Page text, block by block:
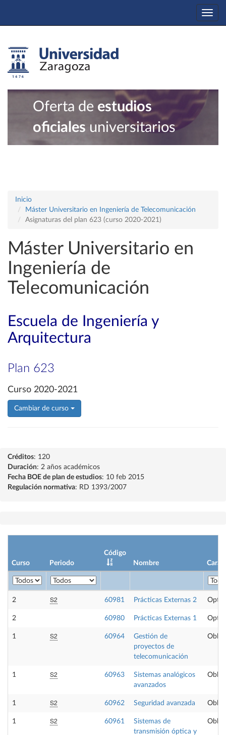
Oferta de estudios
oficiales universitarios
Inicio
Máster Universitario en Ingeniería de Telecomunicación
Asignaturas del plan 623 (curso 2020-2021)
Máster Universitario en
Ingeniería de
Telecomunicación
Escuela de Ingeniería y
Arquitectura
Plan 623
Curso 2020-2021
Cambiar de curso
Créditos: 120
Duración: 2 años académicos
Fecha BOE de plan de estudios: 10 feb 2015
Regulación normativa: RD 1393/2007
Curso Periodo
Código
Nombre
2 S2 60981 Prácticas Externas 2
2 60980 Prácticas Externas 1
1 S2 60964
Gestión de
proyectos de
telecomunicación
1 S2 60963
Sistemas analógicos
avanzados
1 S2 60962 Seguridad avanzada
1 S2 60961
Sistemas de
transmisión óptica y